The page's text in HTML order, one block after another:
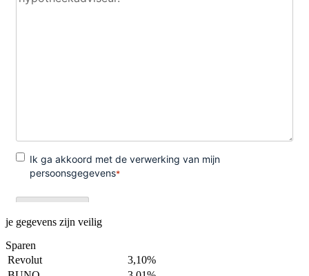
je gegevens zijn veilig
Sparen
Revolut
3,10%